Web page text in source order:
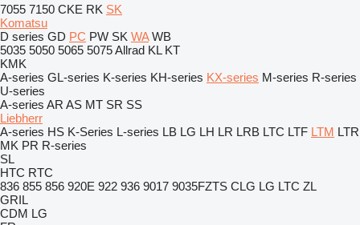
7055 7150 CKE RK SK
Komatsu
D series GD PC PW SK WA WB
5035 5050 5065 5075Allrad KL KT
KMK
A-series GL-series K-series KH-series KX-series M-series R-series
U-series
A-series AR AS MT SR SS
Liebherr
A-series HS K-Series L-series LB LG LH LR LRB LTC LTF LTM LTR
MK PR R-series
SL
HTC RTC
836 855 856 920E 922 936 9017 9035FZTS CLG LG LTC ZL
GRIL
CDM LG